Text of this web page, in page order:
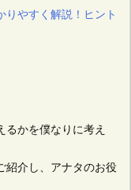
りやすく解説！ヒント
かを僕なりに考え
紹介し、アナタのお役